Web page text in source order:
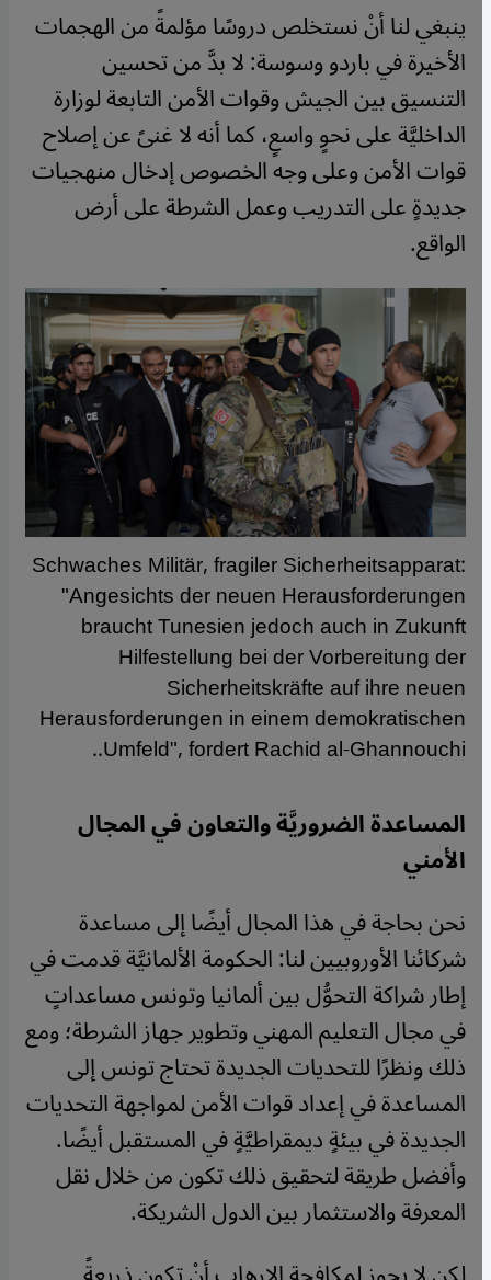
ينبغي لنا أنْ نستخلص دروسًا مؤلمةً من الهجمات
الأخيرة في باردو وسوسة: لا بدَّ من تحسين
التنسيق بين الجيش وقوات الأمن التابعة لوزارة
الداخليَّة على نحوٍ واسعٍ، كما أنه لا غنىً عن إصلاح
قوات الأمن وعلى وجه الخصوص إدخال منهجيات
جديدةٍ على التدريب وعمل الشرطة على أرض
الواقع.
Schwaches Militär, fragiler Sicherheitsapparat:
"Angesichts der neuen Herausforderungen
braucht Tunesien jedoch auch in Zukunft
Hilfestellung bei der Vorbereitung der
Sicherheitskräfte auf ihre neuen
Herausforderungen in einem demokratischen
Umfeld", fordert Rachid al-Ghannouchi..
المساعدة الضروريَّة والتعاون في المجال
الأمني
نحن بحاجة في هذا المجال أيضًا إلى مساعدة
شركائنا الأوروبيين لنا: الحكومة الألمانيَّة قدمت في
إطار شراكة التحوُّل بين ألمانيا وتونس مساعداتٍ
في مجال التعليم المهني وتطوير جهاز الشرطة؛ ومع
ذلك ونظرًا للتحديات الجديدة تحتاج تونس إلى
المساعدة في إعداد قوات الأمن لمواجهة التحديات
الجديدة في بيئةٍ ديمقراطيَّةٍ في المستقبل أيضًا.
وأفضل طريقة لتحقيق ذلك تكون من خلال نقل
المعرفة والاستثمار بين الدول الشريكة.